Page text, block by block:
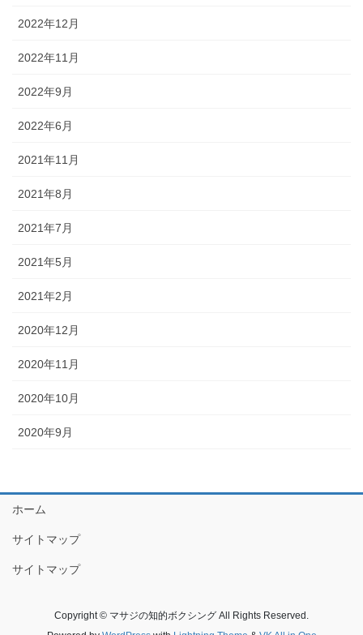
2022年12月
2022年11月
2022年9月
2022年6月
2021年11月
2021年8月
2021年7月
2021年5月
2021年2月
2020年12月
2020年11月
2020年10月
2020年9月
ホーム
サイトマップ
サイトマップ
Copyright © マサジの知的ボクシング All Rights Reserved.